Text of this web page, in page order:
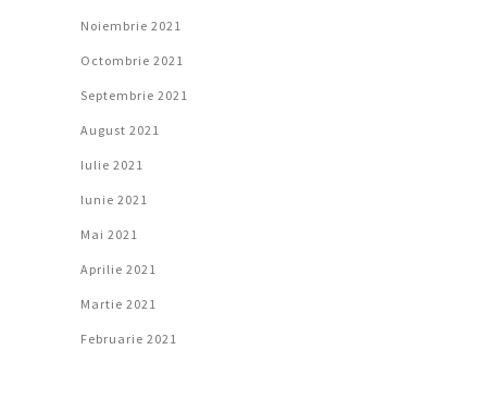
Noiembrie 2021
Octombrie 2021
Septembrie 2021
August 2021
Iulie 2021
Iunie 2021
Mai 2021
Aprilie 2021
Martie 2021
Februarie 2021